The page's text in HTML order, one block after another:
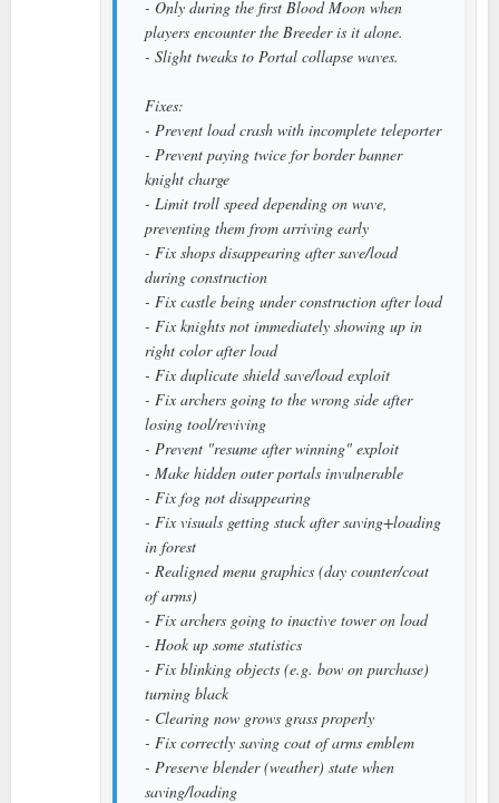
- Only during the first Blood Moon when
players encounter the Breeder is it alone.
- Slight tweaks to Portal collapse waves.
Fixes:
- Prevent load crash with incomplete teleporter
- Prevent paying twice for border banner
knight charge
- Limit troll speed depending on wave,
preventing them from arriving early
- Fix shops disappearing after save/load
during construction
- Fix castle being under construction after load
- Fix knights not immediately showing up in
right color after load
- Fix duplicate shield save/load exploit
- Fix archers going to the wrong side after
losing tool/reviving
- Prevent "resume after winning" exploit
- Make hidden outer portals invulnerable
- Fix fog not disappearing
- Fix visuals getting stuck after saving+loading
in forest
- Realigned menu graphics (day counter/coat
of arms)
- Fix archers going to inactive tower on load
- Hook up some statistics
- Fix blinking objects (e.g. bow on purchase)
turning black
- Clearing now grows grass properly
- Fix correctly saving coat of arms emblem
- Preserve blender (weather) state when
saving/loading